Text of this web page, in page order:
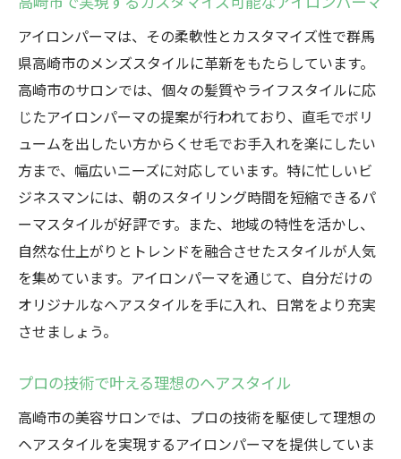
アイロンパーマは、その柔軟性とカスタマイズ性で群馬
県高崎市のメンズスタイルに革新をもたらしています。
高崎市のサロンでは、個々の髪質やライフスタイルに応
じたアイロンパーマの提案が行われており、直毛でボリ
ュームを出したい方からくせ毛でお手入れを楽にしたい
方まで、幅広いニーズに対応しています。特に忙しいビ
ジネスマンには、朝のスタイリング時間を短縮できるパ
ーマスタイルが好評です。また、地域の特性を活かし、
自然な仕上がりとトレンドを融合させたスタイルが人気
を集めています。アイロンパーマを通じて、自分だけの
オリジナルなヘアスタイルを手に入れ、日常をより充実
させましょう。
プロの技術で叶える理想のヘアスタイル
高崎市の美容サロンでは、プロの技術を駆使して理想の
ヘアスタイルを実現するアイロンパーマを提供していま